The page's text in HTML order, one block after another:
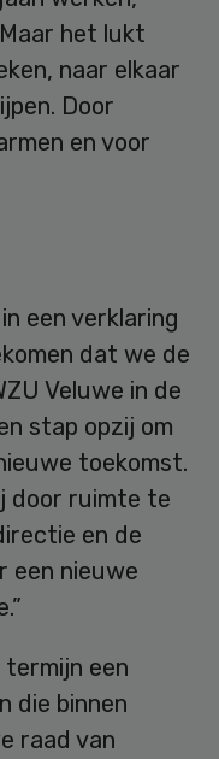
het lukt
naar elkaar
Door
en voor
een verklaring
dat we de
Veluwe in de
stap opzij om
toekomst.
door ruimte te
en de
een nieuwe
een
die binnen
raad van